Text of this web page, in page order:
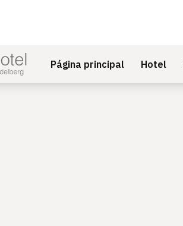
Página principal Hotel